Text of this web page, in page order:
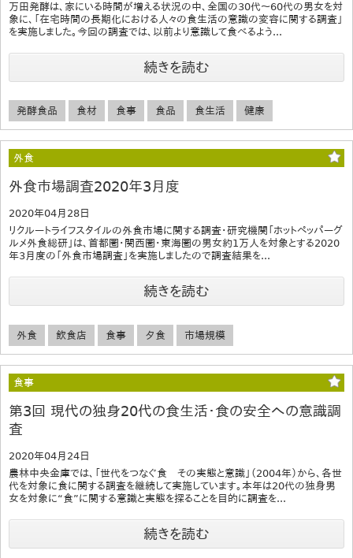
万田発酵は、家にいる時間が増える状況の中、全国の30代～60代の男女を対
象に、「在宅時間の長期化における人々の食生活の意識の変容に関する調査」
を実施しました。今回の調査では、以前より意識して食べるよう...
続きを読む
発酵食品 食材 食事 食品 食生活 健康
外食
外食市場調査2020年3月度
2020年04月28日
リクルートライフスタイルの外食市場に関する調査・研究機関「ホットペッパーグ
ルメ外食総研」は、首都圏・関西圏・東海圏の男女約1万人を対象とする2020
年3月度の「外食市場調査」を実施しましたので調査結果を...
続きを読む
外食 飲食店 食事 夕食 市場規模
食事
第3回 現代の独身20代の食生活・食の安全への意識調
査
2020年04月24日
農林中央金庫では、「世代をつなぐ食 その実態と意識」（2004年）から、各世
代を対象に食に関する調査を継続して実施しています。本年は20代の独身男
女を対象に“食”に関する意識と実態を探ることを目的に調査を...
続きを読む